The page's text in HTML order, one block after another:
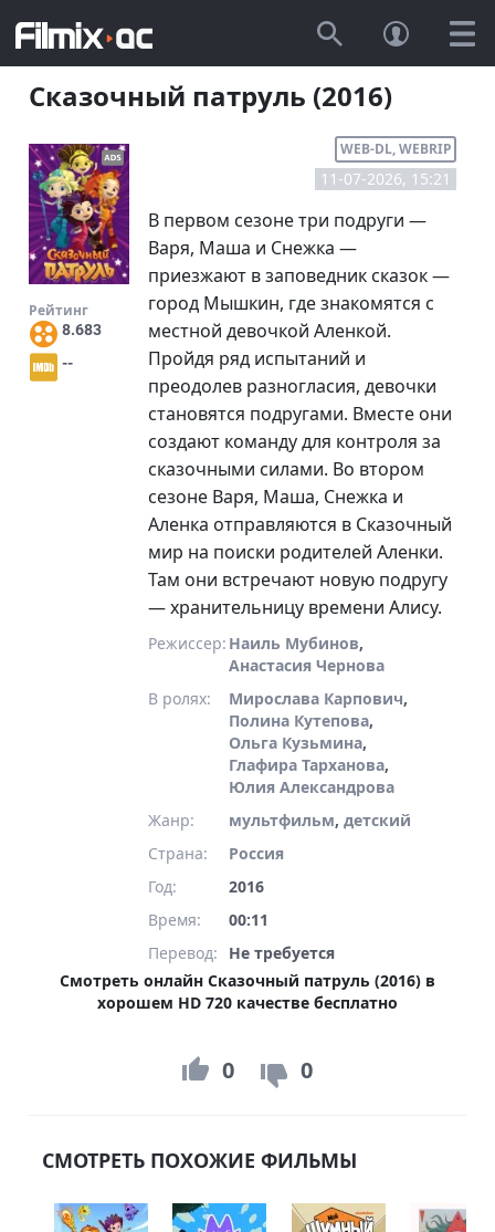
Сказочный патруль (2016)
Рейтинг
8.683
--
WEB-DL, WEBRIP
11-07-2026, 15:21
В первом сезоне три подруги —
Варя, Маша и Снежка —
приезжают в заповедник сказок —
город Мышкин, где знакомятся с
местной девочкой Аленкой.
Пройдя ряд испытаний и
преодолев разногласия, девочки
становятся подругами. Вместе они
создают команду для контроля за
сказочными силами. Во втором
сезоне Варя, Маша, Снежка и
Аленка отправляются в Сказочный
мир на поиски родителей Аленки.
Там они встречают новую подругу
— хранительницу времени Алису.
Режиссер: Наиль Мубинов,
Анастасия Чернова
В ролях:
Мирослава Карпович,
Полина Кутепова,
Ольга Кузьмина,
Глафира Тарханова,
Юлия Александрова
Жанр:
мультфильм,детский
Страна:
Россия
Год:
2016
Время:
00:11
Перевод:
Не требуется
Смотреть онлайн Сказочный патруль (2016) в
хорошем HD 720 качестве бесплатно
0 0
СМОТРЕТЬ ПОХОЖИЕ ФИЛЬМЫ